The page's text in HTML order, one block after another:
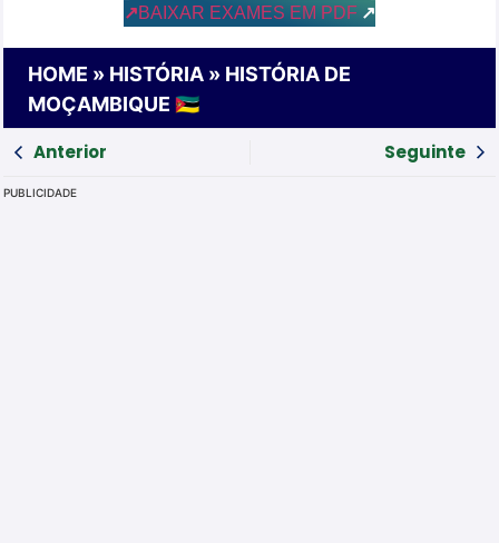
↗BAIXAR EXAMES EM PDF ↗
HOME » HISTÓRIA » HISTÓRIA DE
MOÇAMBIQUE 🇲🇿
Anterior Seguinte
PUBLICIDADE